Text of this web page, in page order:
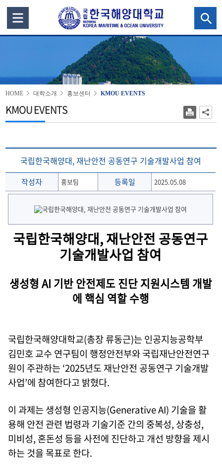
HOME 대학소개 홍보센터 KMOU EVENTS
KMOU EVENTS
국립한국해양대, 재난안전 공동연구 기술개발사업 참여
작성자 홍보팀 등록일 2025.05.08
국립한국해양대, 재난안전 공동연구
기술개발사업 참여
생성형 AI 기반 안전제도 진단 지원시스템 개발
에 핵심 역할 수행
국립한국해양대학교(총장 류동근)는 인공지능공학부
김민호 교수 연구팀이 행정안전부와 국립재난안전연구
원이 주관하는 ‘2025년도 재난안전 공동연구 기술개발
사업’에 참여한다고 밝혔다.
이 과제는 생성형 인공지능(Generative AI) 기술을 활
용해 안전 관련 법령과 기술기준 간의 중복성, 상충성,
미비성, 혼돈성 등을 사전에 진단하고 개선 방향을 제시
하는 것을 목표로 한다.